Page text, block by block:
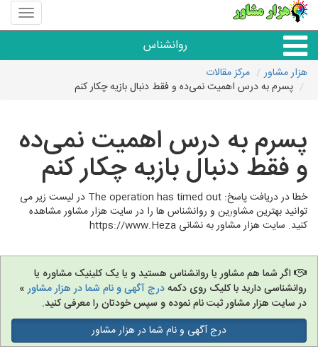
منوی
سایت
مشاور
روانشناس
همه مراکز روانشناسی
گروه روانشناسی
هزار مشاور
مرکز مقالات
پسرم به درس اهمیت نمی‌ده و فقط دنبال بازیه چکار کنم
پسرم به درس اهمیت نمی‌ده
و فقط دنبال بازیه چکار کنم
خطا در دریافت پاسخ: The operation has timed out در لیست زیر می
توانید بهترین مشاورین و روانشناس ها را در سایت هزار مشاور مشاهده
کنید. سایت هزار مشاور به نشانی https://www.Heza
اگر شما هم مشاور یا روانشناس هستید و یا یک کلینیک مشاوره یا
روانشناسی دارید با کلیک روی دکمهدرج آگهی و نام شما در هزار مشاور»
در سایت هزار مشاور ثبت نام نموده و سپس خودتان را معرفی کنید.
درج آگهی و نام شما در هزار مشاور